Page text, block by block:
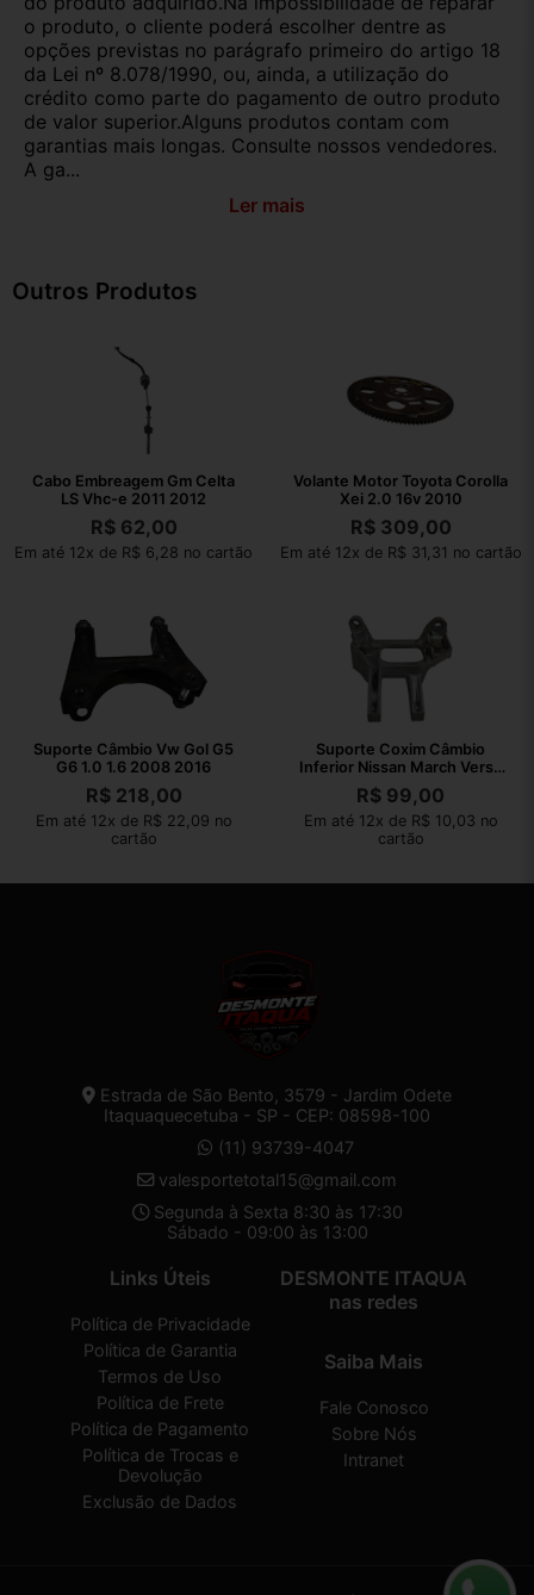
o produto, o cliente poderá escolher dentre as
opções previstas no parágrafo primeiro do artigo 18
da Lei nº 8.078/1990, ou, ainda, a utilização do
crédito como parte do pagamento de outro produto
de valor superior.Alguns produtos contam com
garantias mais longas. Consulte nossos vendedores.
A ga...
Ler mais
Outros Produtos
Cabo Embreagem Gm Celta
LS Vhc-e 2011 2012
R$62,00
Em até 12x de R$ 6,28 no cartão
Volante Motor Toyota Corolla
Xei 2.0 16v 2010
R$309,00
Em até 12x de R$ 31,31 no cartão
Suporte Câmbio Vw Gol G5
G6 1.0 1.6 2008 2016
R$218,00
Em até 12x de R$ 22,09 no
cartão
Suporte Coxim Câmbio
Inferior Nissan March Versa
2012 2013
R$ 99,00
Em até 12x de R$ 10,03 no
cartão
Estrada de São Bento, 3579 - Jardim Odete
Itaquaquecetuba - SP - CEP: 08598-100
(11) 93739-4047
valesportetotal15@gmail.com
Segunda à Sexta 8:30 às 17:30
Sábado - 09:00 às 13:00
Links Úteis
Política de Privacidade
Política de Garantia
Termos de Uso
Política de Frete
Política de Pagamento
Política de Trocas e
Devolução
Exclusão de Dados
DESMONTE ITAQUA
nas redes
Saiba Mais
Fale Conosco
Sobre Nós
Intranet